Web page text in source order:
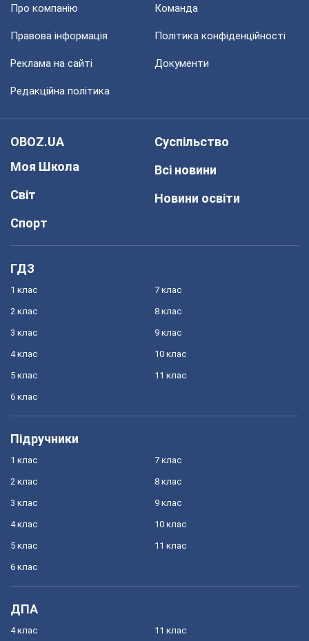
Про компанію Команда
Правова інформація Політика конфіденційності
Реклама на сайті Документи
Редакційна політика
OBOZ.UA
Моя Школа
Світ
Спорт
Суспільство
Всі новини
Новини освіти
ГДЗ
1 клас
2 клас
3 клас
4 клас
5 клас
6 клас
7 клас
8 клас
9 клас
10 клас
11 клас
Підручники
1 клас
2 клас
3 клас
4 клас
5 клас
6 клас
7 клас
8 клас
9 клас
10 клас
11 клас
ДПА
4 клас 11 клас